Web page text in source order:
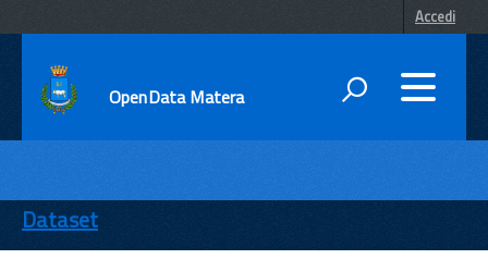
Accedi
OpenData Matera
ENTI
TEMI
Dataset